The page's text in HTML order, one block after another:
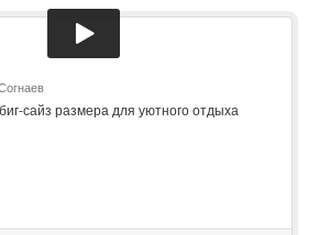
сайз размера для уютного отдыха